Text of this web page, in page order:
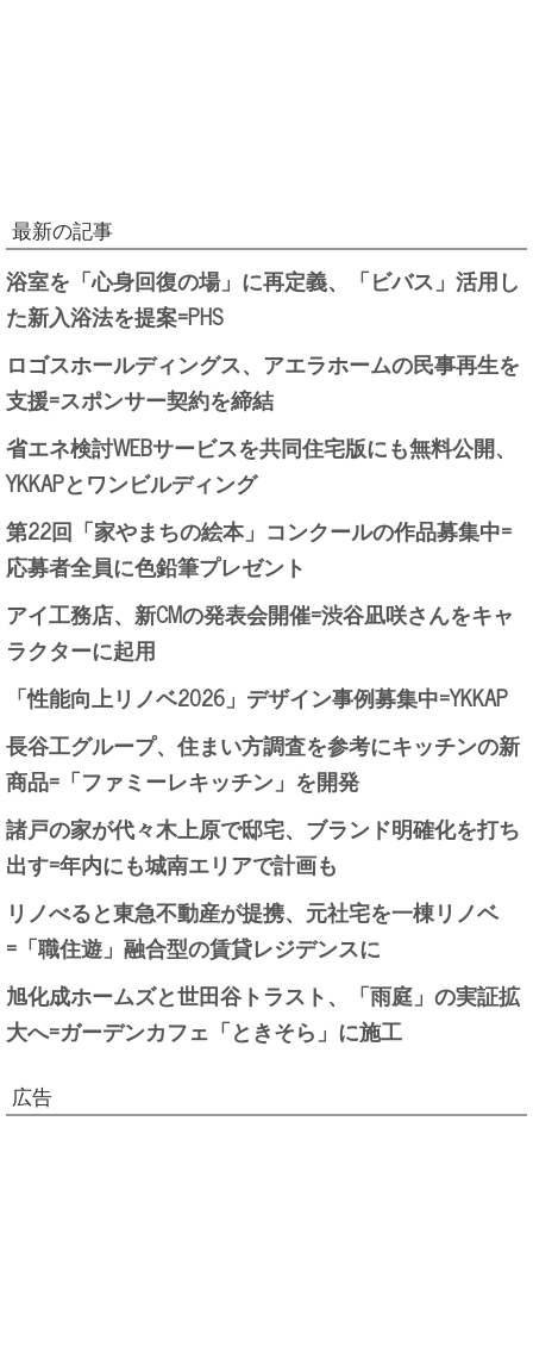
最新の記事
浴室を「心身回復の場」に再定義、「ビバス」活用し
た新入浴法を提案=PHS
ロゴスホールディングス、アエラホームの民事再生を
支援=スポンサー契約を締結
省エネ検討WEBサービスを共同住宅版にも無料公開、
YKKAPとワンビルディング
第22回「家やまちの絵本」コンクールの作品募集中=
応募者全員に色鉛筆プレゼント
アイ工務店、新CMの発表会開催=渋谷凪咲さんをキャ
ラクターに起用
「性能向上リノベ2026」デザイン事例募集中=YKKAP
長谷工グループ、住まい方調査を参考にキッチンの新
商品=「ファミーレキッチン」を開発
諸戸の家が代々木上原で邸宅、ブランド明確化を打ち
出す=年内にも城南エリアで計画も
リノべると東急不動産が提携、元社宅を一棟リノベ
=「職住遊」融合型の賃貸レジデンスに
旭化成ホームズと世田谷トラスト、「雨庭」の実証拡
大へ=ガーデンカフェ「ときそら」に施工
広告